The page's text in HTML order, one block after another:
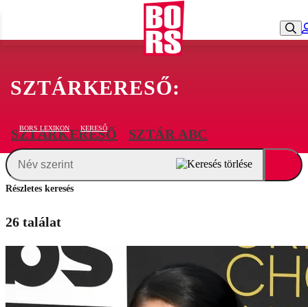
SZTÁRKERESŐ:
BORS LEXIKON KERESŐ
SZTÁRKERESŐ SZTÁR ABC
Részletes keresés
26 találat